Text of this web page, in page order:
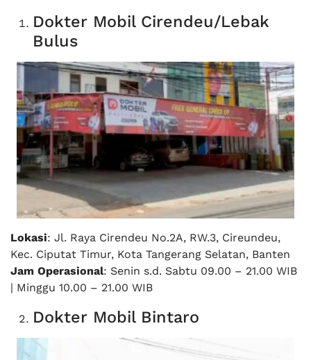
Dokter Mobil Cirendeu/Lebak
Bulus
Lokasi: Jl. Raya Cirendeu No.2A, RW.3, Cireundeu,
Kec. Ciputat Timur, Kota Tangerang Selatan, Banten
Jam Operasional: Senin s.d. Sabtu 09.00 – 21.00 WIB
| Minggu 10.00 – 21.00 WIB
Dokter Mobil Bintaro